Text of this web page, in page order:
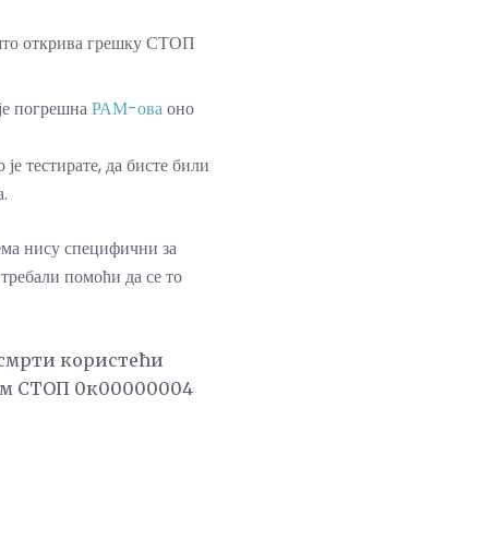
открива грешку СТОП
погрешнаРАМ-оваоно
тестирате, да бисте били
нису специфични за
помоћи да се то
користећи
СТОП 0к00000004